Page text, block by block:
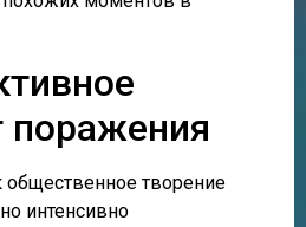
поражения
общественное творение
интенсивно